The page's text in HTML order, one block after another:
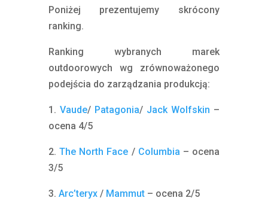
Poniżej prezentujemy skrócony
ranking.
Ranking wybranych marek
outdoorowych wg zrównoważonego
podejścia do zarządzania produkcją:
1. Vaude/ Patagonia/ Jack Wolfskin –
ocena 4/5
2. The North Face / Columbia – ocena
3/5
3. Arc’teryx/ Mammut– ocena 2/5